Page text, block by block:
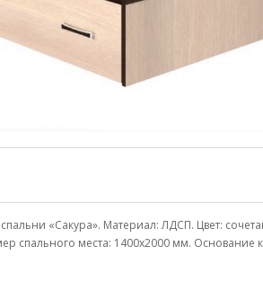
«Сакура». Материал: ЛДСП. Цвет:
спального места: 1400х2000 мм. Основание